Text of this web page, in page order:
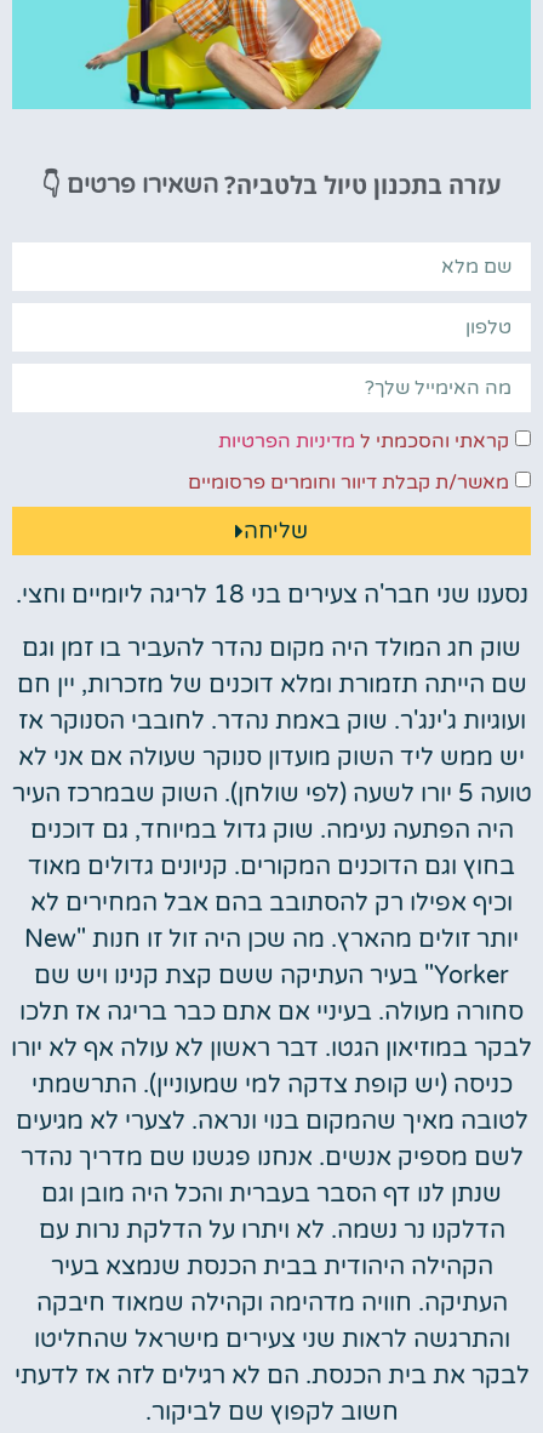
מציאת
פה!
עזרה בתכנון טיול בלטביה? השאירו פרטים 👇
קראתי והסכמתי ל מדיניות הפרטיות
מאשר/ת קבלת דיוור וחומרים פרסומיים
שליחה
נסענו שני חבר'ה צעירים בני 18 לריגה ליומיים וחצי.
שוק חג המולד היה מקום נהדר להעביר בו זמן וגם
שם הייתה תזמורת ומלא דוכנים של מזכרות, יין חם
ועוגיות ג'ינג'ר. שוק באמת נהדר. לחובבי הסנוקר אז
יש ממש ליד השוק מועדון סנוקר שעולה אם אני לא
טועה 5 יורו לשעה (לפי שולחן). השוק שבמרכז העיר
היה הפתעה נעימה. שוק גדול במיוחד, גם דוכנים
בחוץ וגם הדוכנים המקורים. קניונים גדולים מאוד
וכיף אפילו רק להסתובב בהם אבל המחירים לא
יותר זולים מהארץ. מה שכן היה זול זו חנות "New
Yorker" בעיר העתיקה ששם קצת קנינו ויש שם
סחורה מעולה. בעיניי אם אתם כבר בריגה אז תלכו
לבקר במוזיאון הגטו. דבר ראשון לא עולה אף לא יורו
כניסה (יש קופת צדקה למי שמעוניין). התרשמתי
לטובה מאיך שהמקום בנוי ונראה. לצערי לא מגיעים
לשם מספיק אנשים. אנחנו פגשנו שם מדריך נהדר
שנתן לנו דף הסבר בעברית והכל היה מובן וגם
הדלקנו נר נשמה. לא ויתרו על הדלקת נרות עם
הקהילה היהודית בבית הכנסת שנמצא בעיר
העתיקה. חוויה מדהימה וקהילה שמאוד חיבקה
והתרגשה לראות שני צעירים מישראל שהחליטו
לבקר את בית הכנסת. הם לא רגילים לזה אז לדעתי
חשוב לקפוץ שם לביקור.